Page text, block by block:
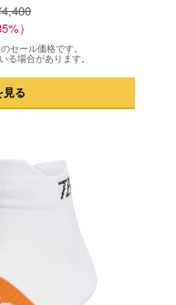
）
セール価格です。
る場合があります。
る